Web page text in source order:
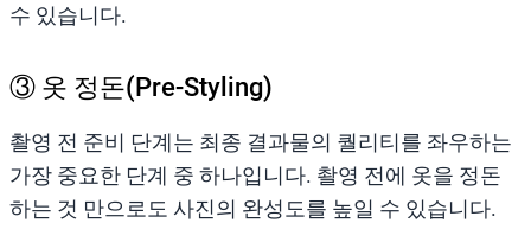
수 있습니다.
③ 옷 정돈(Pre-Styling)
촬영 전 준비 단계는 최종 결과물의 퀄리티를 좌우하는
가장 중요한 단계 중 하나입니다. 촬영 전에 옷을 정돈
하는 것 만으로도 사진의 완성도를 높일 수 있습니다.